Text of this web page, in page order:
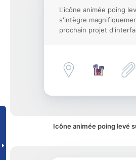
L'icône animée poing
s'intègre
prochain projet
Icône animée poing levé